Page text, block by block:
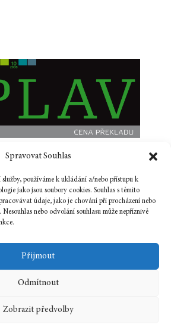
Spravovat Souhlas
používáme k ukládání a/nebo přístupu k
jako jsou soubory cookies. Souhlas s těmito
údaje, jako je chování při procházení nebo
nebo odvolání souhlasu může nepříznivě
Přijmout
Odmítnout
Zobrazit předvolby